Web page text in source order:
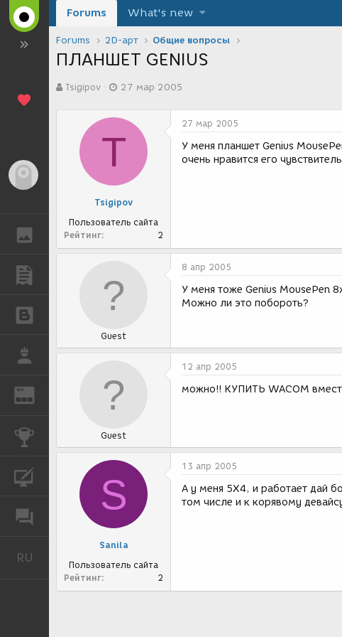
ГАЛЕРЕЯ
REN
КОНКУРСЫ
КУРСЫ
ФОРУМ
RU
Forums What's new
Forums 2D-арт Общие вопросы
ПЛАНШЕТ GENIUS
в
Tsigipov
а
а
о
и
я
27 мар 2005
T
Tsigipov
Пользователь сайта
Рейтинг
2
27 мар 2005
У меня планшет Genius
очень нравится его
Guest
8 апр 2005
У меня тоже Genius MousePen
Можно ли это побороть?
Guest
12 апр 2005
можно!! КУПИТЬ WACOM
S
Sanila
Пользователь сайта
Рейтинг
2
13 апр 2005
А у меня 5Х4, и работает дай
том числе и к корявому